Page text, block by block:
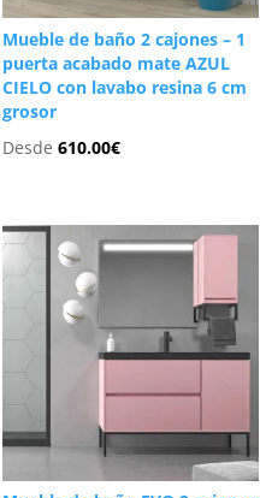
Mueble de baño 2 cajones – 1
puerta acabado mate AZUL
CIELO con lavabo resina 6 cm
grosor
Desde610.00€